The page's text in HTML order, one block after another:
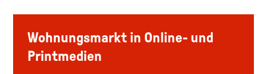
Wohnungsmarkt in Online- und
Printmedien